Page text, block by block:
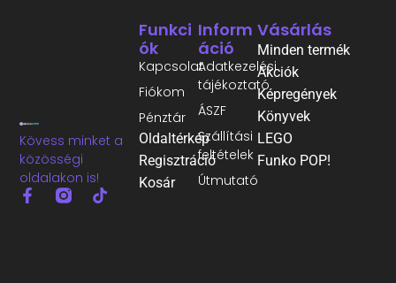
Kövess minket a
közösségi
oldalakon is!
Inform
Áció
Adatkezelési
tájékoztató
ÁSZF
Szállítási
feltételek
Útmutató
Funkci
Ók
Kapcsolat
Fiókom
Pénztár
Oldaltérkép
Regisztráció
Kosár
Vásárlás
Minden termék
Akciók
Képregények
Könyvek
LEGO
Funko POP!